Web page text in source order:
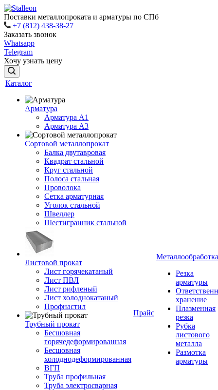
Поставки металлопроката и арматуры по СПб
+7 (812) 438-38-27
Заказать звонок
Whatsapp
Telegram
Хочу узнать цену
Каталог
Арматура
Арматура A1
Арматура А3
Сортовой металлопрокат
Балка двутавровая
Квадрат стальной
Круг стальной
Полоса стальная
Проволока
Сетка арматурная
Уголок стальной
Швеллер
Шестигранник стальной
Листовой прокат
Лист горячекатаный
Лист ПВЛ
Лист рифленый
Лист холоднокатаный
Профнастил
Трубный прокат
Бесшовная
горячедеформированная
Бесшовная
холоднодеформированная
ВГП
Труба профильная
Труба электросварная
Прайс
Металлообработка
Резка
арматуры
хранение
Плазменная
резка
Рубка
листового
металла
Размотка
арматуры